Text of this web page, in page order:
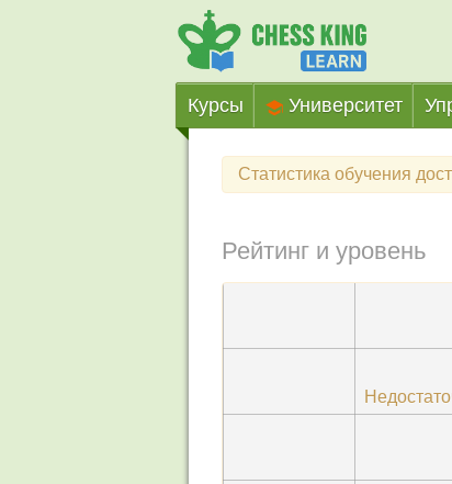
Курсы Университет
Статистика обучения
Рейтинг и уровень